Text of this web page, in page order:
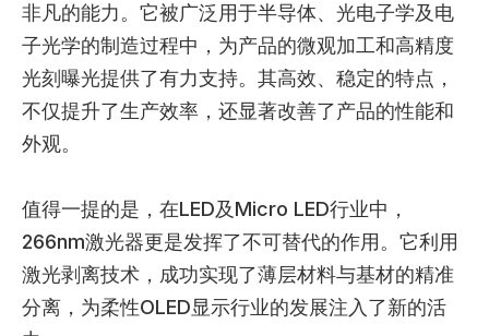
非凡的能力。它被广泛用于半导体、光电子学及电
子光学的制造过程中，为产品的微观加工和高精度
光刻曝光提供了有力支持。其高效、稳定的特点，
不仅提升了生产效率，还显著改善了产品的性能和
外观。
值得一提的是，在LED及Micro LED行业中，
266nm激光器更是发挥了不可替代的作用。它利用
激光剥离技术，成功实现了薄层材料与基材的精准
分离，为柔性OLED显示行业的发展注入了新的活